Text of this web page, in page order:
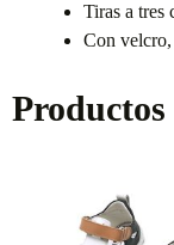
Tiras a tres
Con